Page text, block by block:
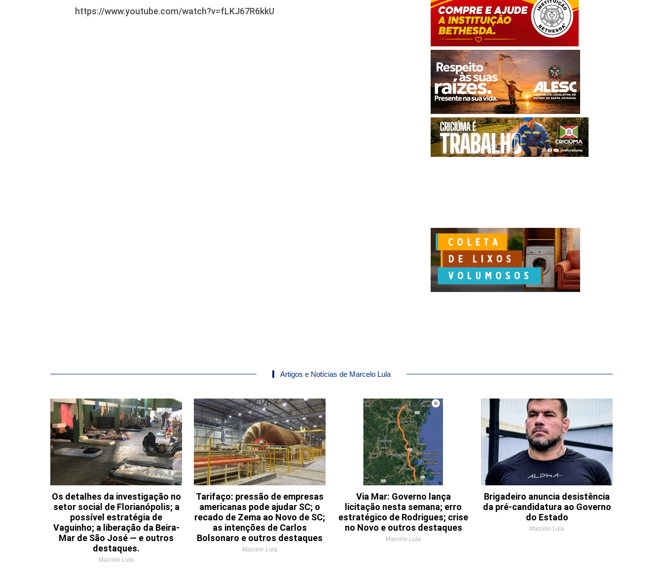
https://www.youtube.com/watch?v=fLKJ67R6kkU
Artigos e Notícias de Marcelo Lula
Os detalhes da investigação no
setor social de Florianópolis; a
possível estratégia de
Vaguinho; a liberação da Beira-
Mar de São José — e outros
destaques.
Marcelo Lula
Tarifaço: pressão de empresas
americanas pode ajudar SC; o
recado de Zema ao Novo de SC;
as intenções de Carlos
Bolsonaro e outros destaques
Marcelo Lula
Via Mar: Governo lança
licitação nesta semana; erro
estratégico de Rodrigues; crise
no Novo e outros destaques
Marcelo Lula
Brigadeiro anuncia desistência
da pré-candidatura ao Governo
do Estado
Marcelo Lula